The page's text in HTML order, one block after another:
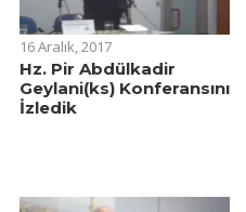
16 Aralık, 2017
Hz. Pir Abdülkadir
Geylani(ks) Konferansını
İzledik